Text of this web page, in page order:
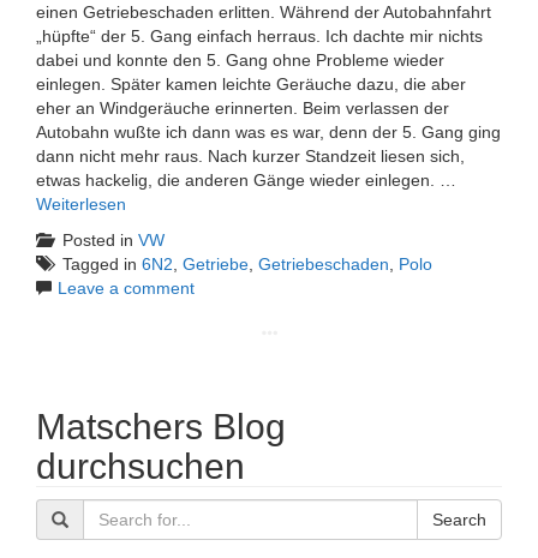
einen Getriebeschaden erlitten. Während der Autobahnfahrt
„hüpfte“ der 5. Gang einfach herraus. Ich dachte mir nichts
dabei und konnte den 5. Gang ohne Probleme wieder
einlegen. Später kamen leichte Geräuche dazu, die aber
eher an Windgeräuche erinnerten. Beim verlassen der
Autobahn wußte ich dann was es war, denn der 5. Gang ging
dann nicht mehr raus. Nach kurzer Standzeit liesen sich,
etwas hackelig, die anderen Gänge wieder einlegen. …
Weiterlesen
Posted in VW
Tagged in 6N2, Getriebe, Getriebeschaden, Polo
Leave a comment
Matschers Blog
durchsuchen
Search